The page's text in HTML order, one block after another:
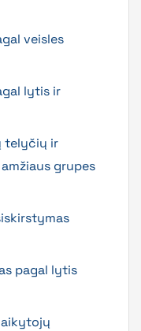
veisles
lytis ir
telyčių ir
grupes
pagal lytis